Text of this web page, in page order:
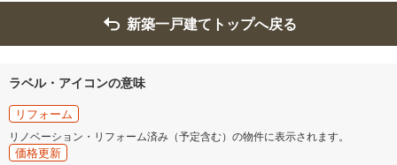
新築一戸建てトップへ戻る
ラベル・アイコンの意味
リフォーム
リノベーション・リフォーム済み（予定含む）の物件に表示されます。
価格更新